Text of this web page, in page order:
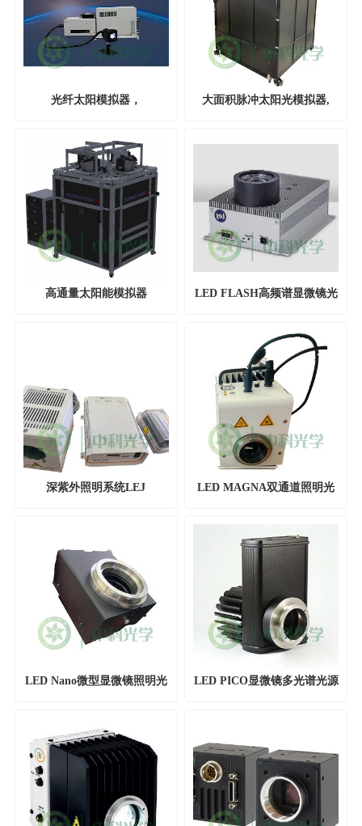
光纤太阳模拟器，
大面积脉冲太阳光模拟器,
高通量太阳能模拟器
LED FLASH高频谱显微镜光
深紫外照明系统LEJ
LED MAGNA双通道照明光
LED Nano微型显微镜照明光
LED PICO显微镜多光谱光源